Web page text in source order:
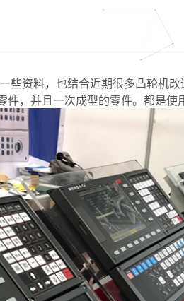
资料，也结合近期很多凸轮机改
，并且一次成型的零件。都是